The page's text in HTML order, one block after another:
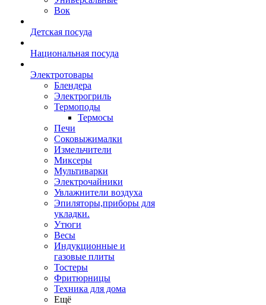
Вок
Детская посуда
Национальная посуда
Электротовары
Блендера
Электрогриль
Термоподы
Термосы
Печи
Соковыжималки
Измельчители
Миксеры
Мультиварки
Электрочайники
Увлажнители воздуха
Эпиляторы,приборы для
укладки.
Утюги
Весы
Индукционные и
газовые плиты
Тостеры
Фритюрницы
Техника для дома
Ещё